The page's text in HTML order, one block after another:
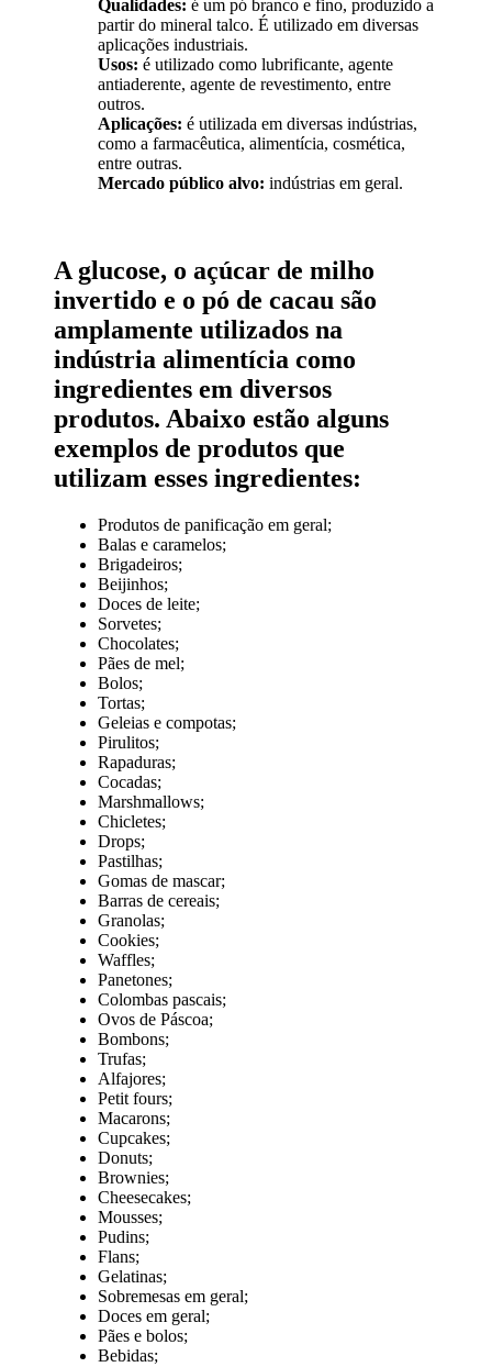
Qualidades: é um pó branco e fino, produzido a
partir do mineral talco. É utilizado em diversas
aplicações industriais.
Usos: é utilizado como lubrificante, agente
antiaderente, agente de revestimento, entre
outros.
Aplicações: é utilizada em diversas indústrias,
como a farmacêutica, alimentícia, cosmética,
entre outras.
Mercado público alvo: indústrias em geral.
A glucose, o açúcar de milho
invertido e o pó de cacau são
amplamente utilizados na
indústria alimentícia como
ingredientes em diversos
produtos. Abaixo estão alguns
exemplos de produtos que
utilizam esses ingredientes:
Produtos de panificação em geral;
Balas e caramelos;
Brigadeiros;
Beijinhos;
Doces de leite;
Sorvetes;
Chocolates;
Pães de mel;
Bolos;
Tortas;
Geleias e compotas;
Pirulitos;
Rapaduras;
Cocadas;
Marshmallows;
Chicletes;
Drops;
Pastilhas;
Gomas de mascar;
Barras de cereais;
Granolas;
Cookies;
Waffles;
Panetones;
Colombas pascais;
Ovos de Páscoa;
Bombons;
Trufas;
Alfajores;
Petit fours;
Macarons;
Cupcakes;
Donuts;
Brownies;
Cheesecakes;
Mousses;
Pudins;
Flans;
Gelatinas;
Sobremesas em geral;
Doces em geral;
Pães e bolos;
Bebidas;